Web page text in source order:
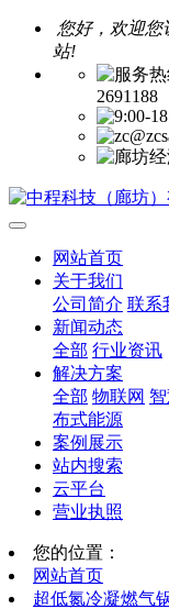
您好，欢迎您
站!
2691188
网站首页
关于我们
公司简介 联系
新闻动态
全部 行业资讯
解决方案
全部 物联网
布式能源
案例展示
站内搜索
云平台
营业执照
您的位置：
网站首页
超低氮冷凝燃气